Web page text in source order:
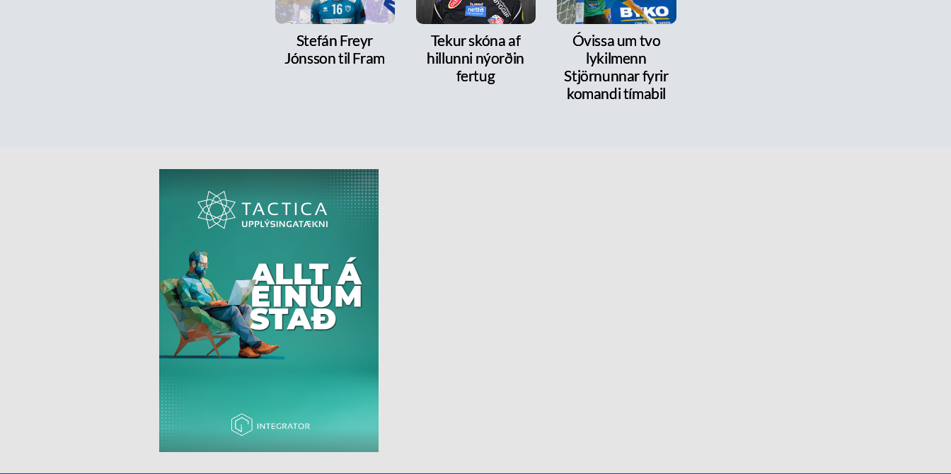
Stefán Freyr
Jónsson til Fram
Tekur skóna af
hillunni nýorðin
fertug
Óvissa um tvo
lykilmenn
Stjörnunnar fyrir
komandi tímabil